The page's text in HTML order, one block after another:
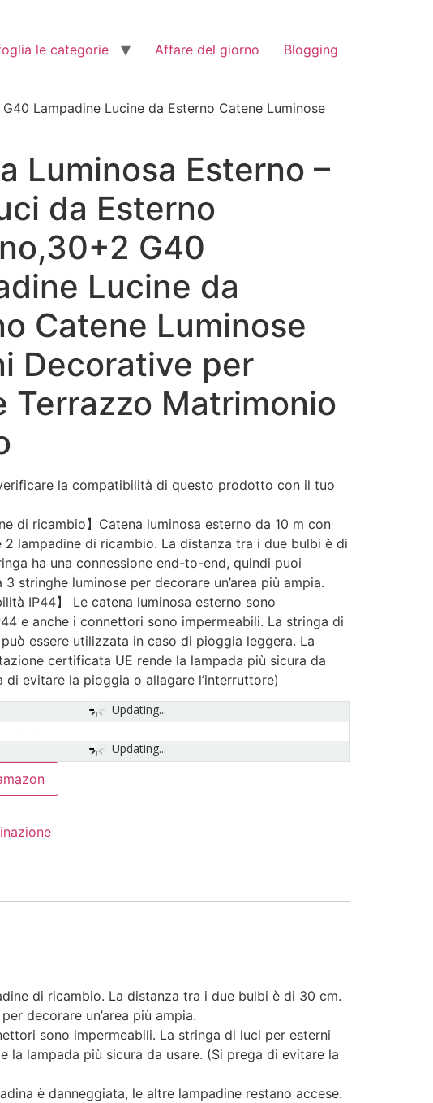
le categorie Affare del giorno Blogging
Lampadine Lucine da Esterno Catene Luminose
Luminosa Esterno –
da Esterno
G40
Lucine da
Catene Luminose
Decorative per
Terrazzo Matrimonio
la compatibilità di questo prodotto con il tuo
di ricambio】Catena luminosa esterno da 10 m con
2 lampadine di ricambio. La distanza tra i due bulbi è di
ha una connessione end-to-end, quindi puoi
stringhe luminose per decorare un’area più ampia.
IP44】 Le catena luminosa esterno sono
e anche i connettori sono impermeabili. La stringa di
essere utilizzata in caso di pioggia leggera. La
certificata UE rende la lampada più sicura da
di evitare la pioggia o allagare l’interruttore)
Updating...
Updating...
di ricambio. La distanza tra i due bulbi è di 30 cm.
decorare un’area più ampia.
sono impermeabili. La stringa di luci per esterni
lampada più sicura da usare. (Si prega di evitare la
è danneggiata, le altre lampadine restano accese.